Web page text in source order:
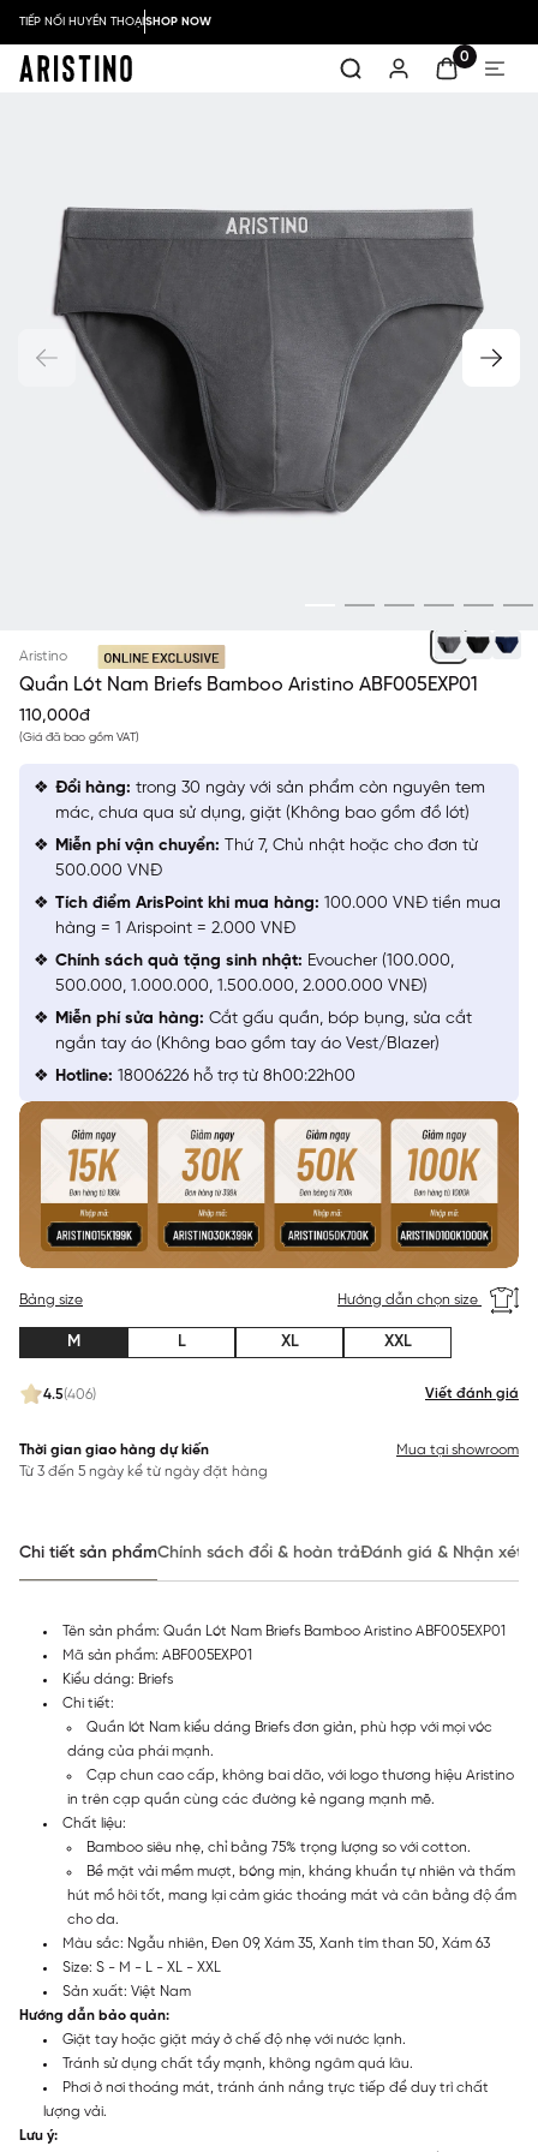
TIẾP NỐI HUYỀN THOẠISHOP NOW
0
Aristino
Quần Lót Nam Briefs Bamboo Aristino ABF005EXP01
110,000đ
(Giá đã bao gồm VAT)
4.5(406) Viết đánh giá
Bảng size Hướng dẫn chọn size
M L XL XXL
Thời gian giao hàng dự kiến
Từ 3 đến 5 ngày kể từ ngày đặt hàng
Mua tại showroom
Đổi hàng: trong 30 ngày với sản phẩm còn nguyên tem
mác, chưa qua sử dụng, giặt (Không bao gồm đồ lót)
Miễn phí vận chuyển: Thứ 7, Chủ nhật hoặc cho đơn từ
500.000 VNĐ
Tích điểm ArisPoint khi mua hàng: 100.000 VNĐ tiền mua
hàng = 1 Arispoint = 2.000 VNĐ
Chính sách quà tặng sinh nhật: Evoucher (100.000,
500.000, 1.000.000, 1.500.000, 2.000.000 VNĐ)
Miễn phí sửa hàng: Cắt gấu quần, bóp bụng, sửa cắt
ngắn tay áo (Không bao gồm tay áo Vest/Blazer)
Hotline: 18006226 hỗ trợ từ 8h00:22h00
Chi tiết sản phẩmChính sách đổi & hoàn trảĐánh giá & Nhận xét
Tên sản phẩm: Quần Lót Nam Briefs Bamboo Aristino ABF005EXP01
Mã sản phẩm: ABF005EXP01
Kiểu dáng: Briefs
Chi tiết:
Quần lót Nam kiểu dáng Briefs đơn giản, phù hợp với mọi vóc
dáng của phái mạnh.
Cạp chun cao cấp, không bai dão, với logo thương hiệu Aristino
in trên cạp quần cùng các đường kẻ ngang mạnh mẽ.
Chất liệu:
Bamboo siêu nhẹ, chỉ bằng 75% trọng lượng so với cotton.
Bề mặt vải mềm mượt, bóng mịn, kháng khuẩn tự nhiên và thấm
hút mồ hôi tốt, mang lại cảm giác thoáng mát và cân bằng độ ẩm
cho da.
Màu sắc: Ngẫu nhiên, Đen 09, Xám 35, Xanh tím than 50, Xám 63
Size: S - M - L - XL - XXL
Sản xuất: Việt Nam
Hướng dẫn bảo quản:
Giặt tay hoặc giặt máy ở chế độ nhẹ với nước lạnh.
Tránh sử dụng chất tẩy mạnh, không ngâm quá lâu.
Phơi ở nơi thoáng mát, tránh ánh nắng trực tiếp để duy trì chất
lượng vải.
Lưu ý: